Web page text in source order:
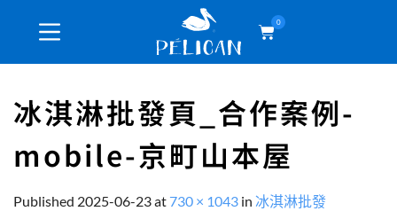
0
冰淇淋批發頁_合作案例-
mobile-京町山本屋
Published 2025-06-23at 730 × 1043 in 冰淇淋批發